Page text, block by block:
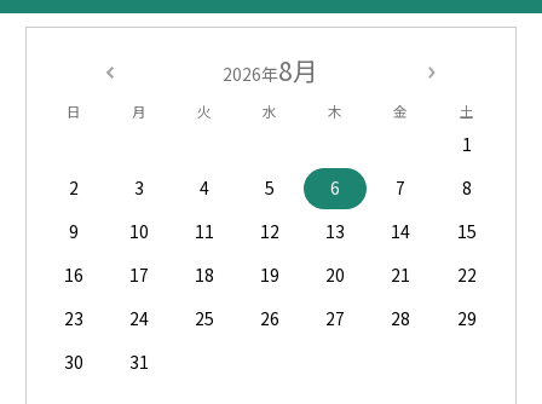
2026年8月
日 月 火 水 木 金 土
1
2
3 4 5 6 7
8
9
10 11 12 13 14
15
16
17 18 19 20 21
22
23
24 25 26 27 28
29
30
31